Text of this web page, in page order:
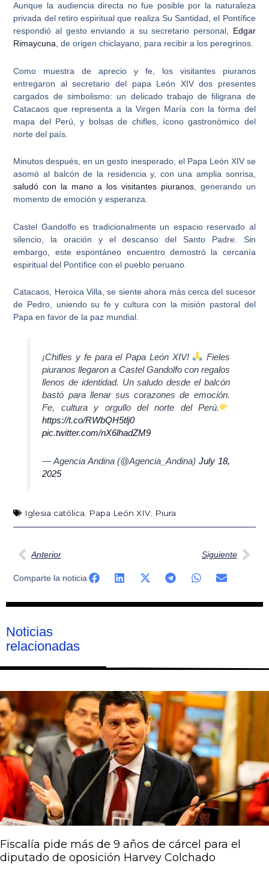
Aunque la audiencia directa no fue posible por la naturaleza
privada del retiro espiritual que realiza Su Santidad,el Pontífice
respondió al gesto enviando a su secretario personal, Edgar
Rimaycuna , de origen chiclayano, para recibir a los peregrinos.
Como muestra de aprecio y fe, los visitantes piuranos
entregaron al secretario del papa León XIV dos presentes
cargados de simbolismo: un delicado trabajo de filigrana de
Catacaos que representa a la Virgen María con la forma del
mapa del Perú, y bolsas de chifles, ícono gastronómico del
norte del país.
Minutos después, en un gesto inesperado, el Papa León XIV se
asomó al balcón de la residencia y, con una amplia sonrisa,
saludó con la mano a los visitantes piuranos, generando un
momento de emoción y esperanza.
Castel Gandolfo es tradicionalmente un espacio reservado al
silencio , la oración y el descanso del Santo Padre. Sin
embargo, este espontáneo encuentro demostró la cercanía
espiritual del Pontífice con el pueblo peruano.
Catacaos, Heroica Villa , se siente ahora más cerca del sucesor
de Pedro, uniendo su fe y cultura con la misión pastoral del
Papa en favor de la paz mundial.
¡Chifles y fe para el Papa León XIV!
Fieles
piuranos llegaron a Castel Gandolfo con regalos
llenos de identidad. Un saludo desde el balcón
bastó para llenar sus corazones de emoción.
Fe, cultura y orgullo del norte del Perú.
https://t.co/RWbQH5tlj0
pic.twitter.com/nX6lhadZM9
— Agencia Andina (@Agencia_Andina) July 18,
2025
Iglesia católica Papa León XIV Piura
Ant
Anterior Siguiente
Comparte la noticia
Noticias
relacionadas
Fiscalía pide más de 9 años de cárcel para el
diputado de oposición Harvey Colchado
Página
Página
Página
Página
Página